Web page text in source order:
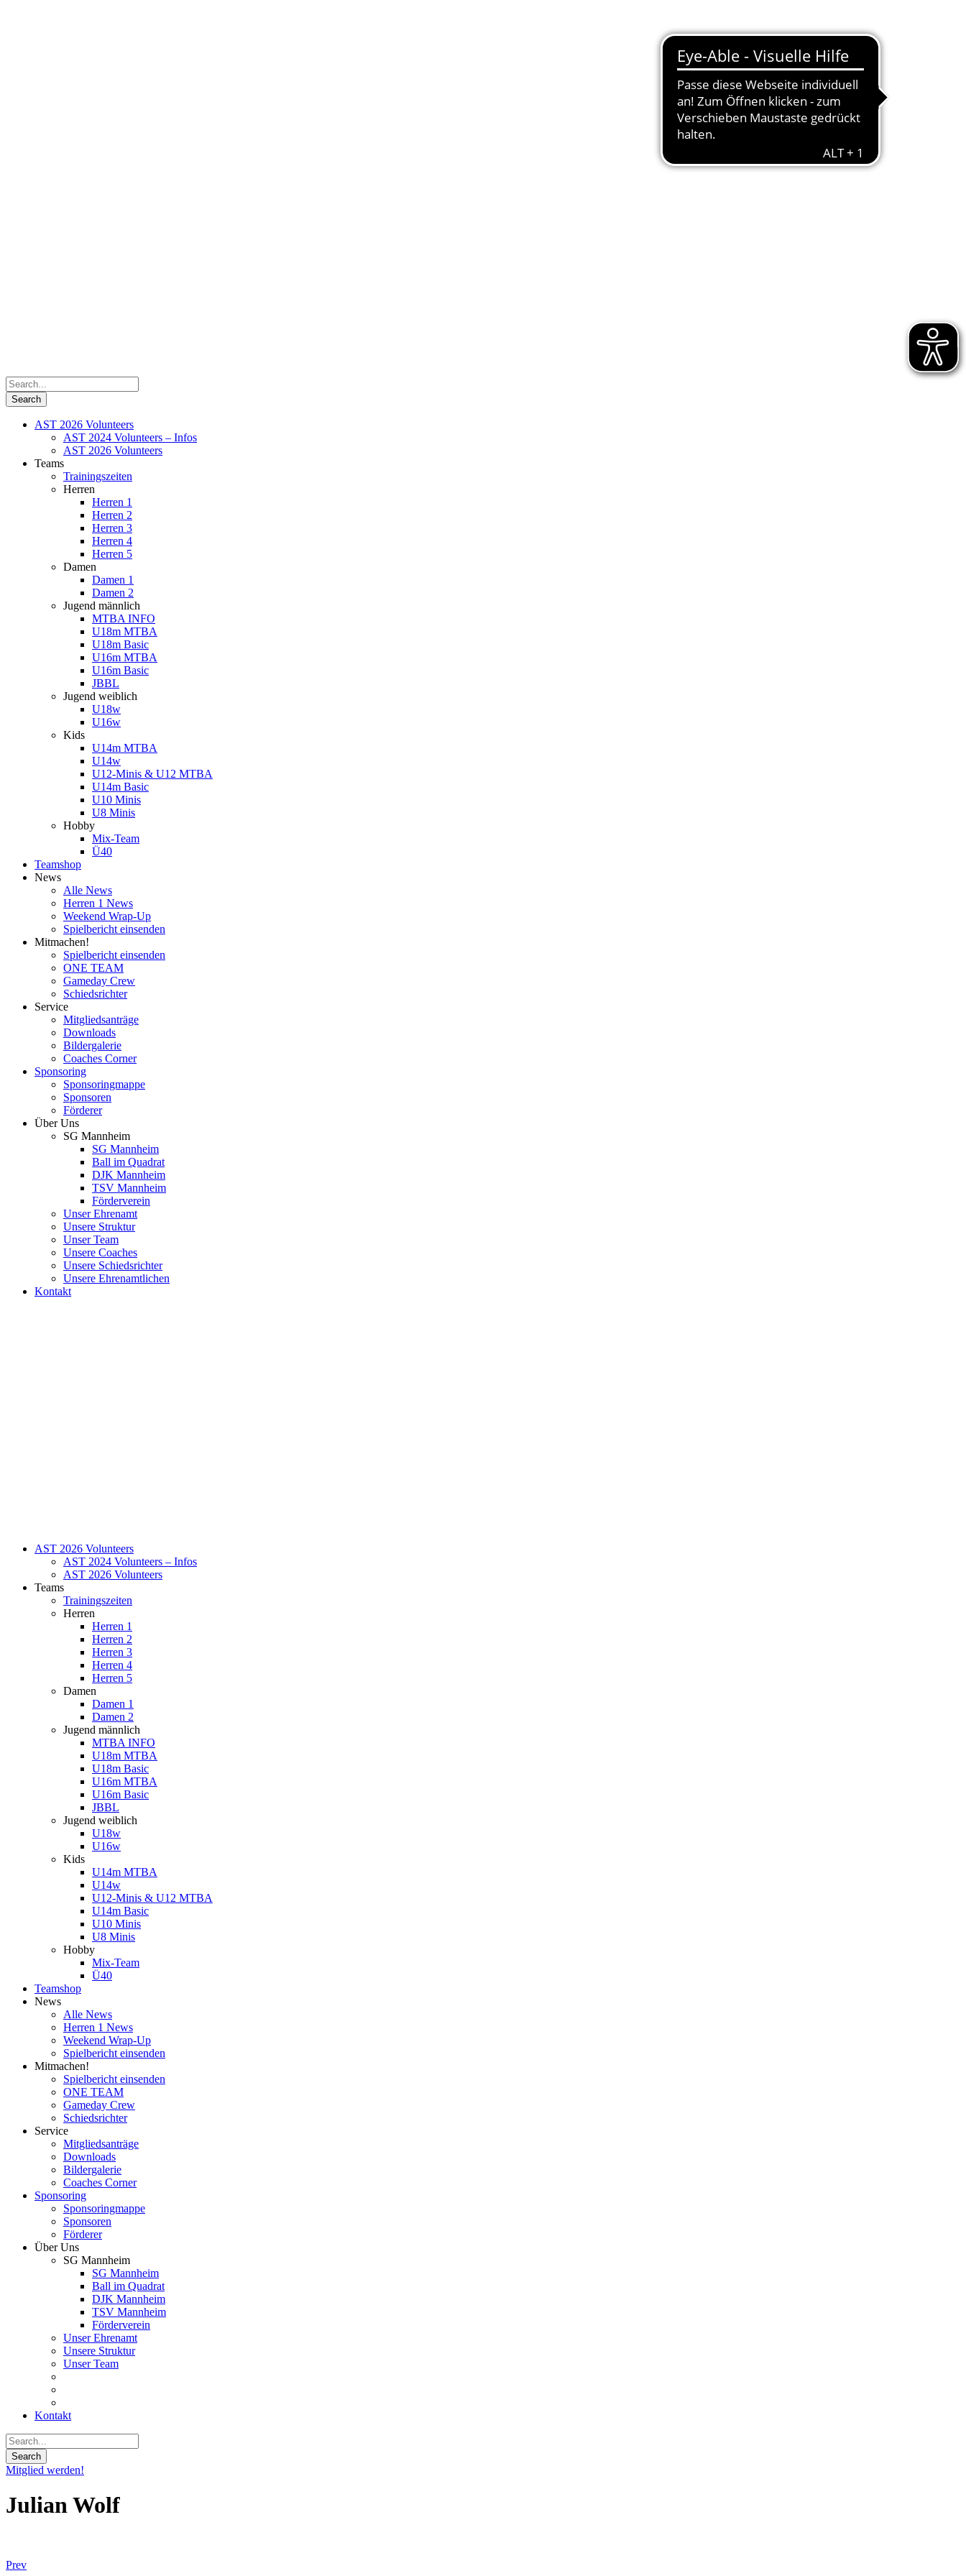
AST 2026 Volunteers
AST 2024 Volunteers – Infos
AST 2026 Volunteers
Teams
Trainingszeiten
Herren
Herren 1
Herren 2
Herren 3
Herren 4
Herren 5
Damen
Damen 1
Damen 2
Jugend männlich
MTBA INFO
U18m MTBA
U18m Basic
U16m MTBA
U16m Basic
JBBL
Jugend weiblich
U18w
U16w
Kids
U14m MTBA
U14w
U12-Minis & U12 MTBA
U14m Basic
U10 Minis
U8 Minis
Hobby
Mix-Team
Ü40
Teamshop
News
Alle News
Herren 1 News
Weekend Wrap-Up
Spielbericht einsenden
Mitmachen!
Spielbericht einsenden
ONE TEAM
Gameday Crew
Schiedsrichter
Service
Mitgliedsanträge
Downloads
Bildergalerie
Coaches Corner
Sponsoring
Sponsoringmappe
Sponsoren
Förderer
Über Uns
SG Mannheim
SG Mannheim
Ball im Quadrat
DJK Mannheim
TSV Mannheim
Förderverein
Unser Ehrenamt
Unsere Struktur
Unser Team
Unsere Coaches
Unsere Schiedsrichter
Unsere Ehrenamtlichen
Kontakt
AST 2026 Volunteers
AST 2024 Volunteers – Infos
AST 2026 Volunteers
Teams
Trainingszeiten
Herren
Herren 1
Herren 2
Herren 3
Herren 4
Herren 5
Damen
Damen 1
Damen 2
Jugend männlich
MTBA INFO
U18m MTBA
U18m Basic
U16m MTBA
U16m Basic
JBBL
Jugend weiblich
U18w
U16w
Kids
U14m MTBA
U14w
U12-Minis & U12 MTBA
U14m Basic
U10 Minis
U8 Minis
Hobby
Mix-Team
Ü40
Teamshop
News
Alle News
Herren 1 News
Weekend Wrap-Up
Spielbericht einsenden
Mitmachen!
Spielbericht einsenden
ONE TEAM
Gameday Crew
Schiedsrichter
Service
Mitgliedsanträge
Downloads
Bildergalerie
Coaches Corner
Sponsoring
Sponsoringmappe
Sponsoren
Förderer
Über Uns
SG Mannheim
SG Mannheim
Ball im Quadrat
DJK Mannheim
TSV Mannheim
Förderverein
Unser Ehrenamt
Unsere Struktur
Unser Team
Kontakt
Mitglied werden!
Julian Wolf
Prev